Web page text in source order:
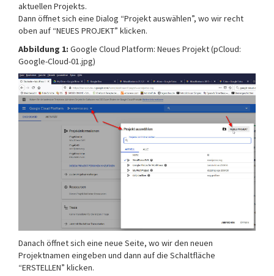
aktuellen Projekts.
Dann öffnet sich eine Dialog “Projekt auswählen”, wo wir recht
oben auf “NEUES PROJEKT” klicken.
Abbildung 1: Google Cloud Platform: Neues Projekt (pCloud:
Google-Cloud-01.jpg)
Danach öffnet sich eine neue Seite, wo wir den neuen
Projektnamen eingeben und dann auf die Schaltfläche
“ERSTELLEN” klicken.